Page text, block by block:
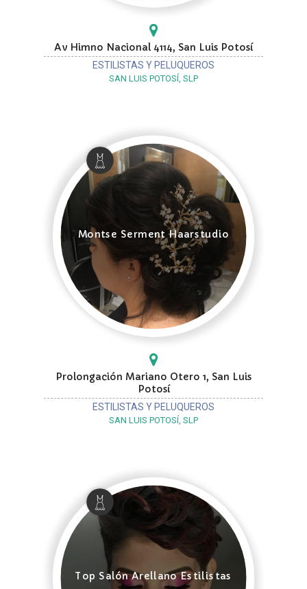
Av Himno Nacional 4114, San Luis Potosí
ESTILISTAS Y PELUQUEROS
SAN LUIS POTOSÍ, SLP
Montse Serment Haarstudio
Prolongación Mariano Otero 1, San Luis
Potosí
ESTILISTAS Y PELUQUEROS
SAN LUIS POTOSÍ, SLP
Top Salón Arellano Estilistas